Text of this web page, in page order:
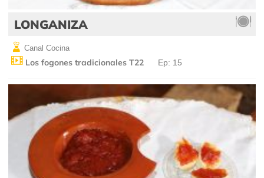
LONGANIZA
Canal Cocina
Los fogones tradicionales T22 Ep: 15